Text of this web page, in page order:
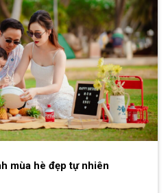
mùa hè đẹp tự nhiên